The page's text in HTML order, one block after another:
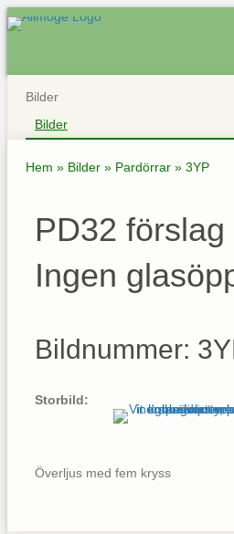
Bilder
Bilder
Hem » Bilder » Pardörrar » 3YP
PD32 förslag
Ingen
Bildnummer:
Storbild:
Överljus med fem kryss